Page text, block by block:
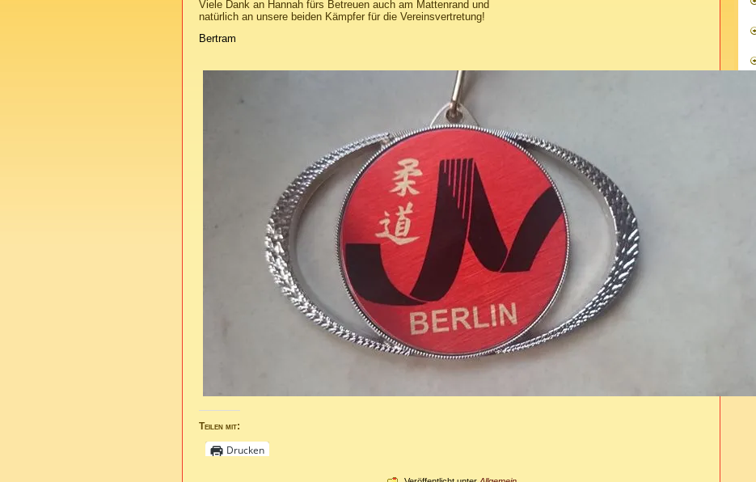
Viele Dank an Hannah fürs Betreuen auch am Mattenrand und
natürlich an unsere beiden Kämpfer für die Vereinsvertretung!
Bertram
Teilen mit:
Drucken